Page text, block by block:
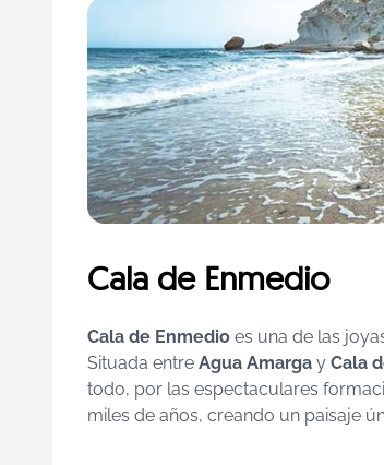
Cala de Enmedio
Cala de Enmedio es una de las
Situada entre Agua Amarga y Cala
todo, por las espectaculares
miles de años, creando un paisaje